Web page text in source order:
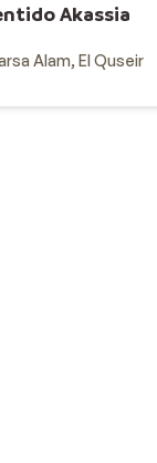
Akassia
Alam, El Quseir